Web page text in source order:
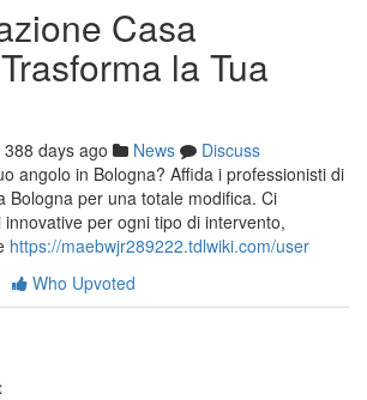
Casa
la Tua
388 days ago News
Discuss
angolo in Bologna? Affida i professionisti di
Bologna per una totale modifica. Ci
per ogni tipo di intervento,
https://maebwjr289222.tdlwiki.com/user
Who Upvoted